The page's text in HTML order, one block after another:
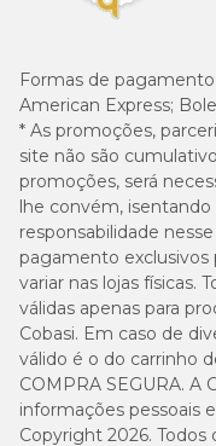
Formas de pagamento:
American Express;
* As promoções,
site não são
promoções, será
lhe convém, isentando
responsabilidade
pagamento exclusivos
variar nas lojas físicas.
válidas apenas para
Cobasi. Em caso de
válido é o do carrinho
COMPRA SEGURA. A
informações pessoais
Copyright 2026. Todos